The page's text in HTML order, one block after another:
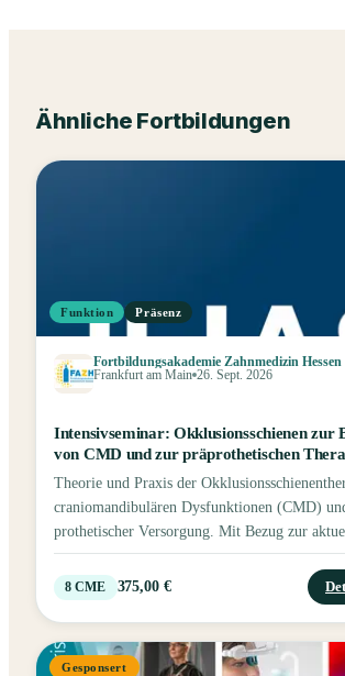
Ähnliche Fortbildungen
Funktion Präsenz
Fortbildungsakademie Zahnmedizin Hessen
Frankfurt am Main 26. Sept. 2026
Intensivseminar: Okklusionsschienen zur
von CMD und zur präprothetischen
Theorie und Praxis der
craniomandibulären Dysfunktionen (CMD)
prothetischer Versorgung. Mit Bezug zur
Leitlinie, inklusive klinischer
(Abformung, Kieferrelationsbestimmung,
Eingliederung) und zahntechnischer Aspekte
8 CME 375,00 €
Gesponsert